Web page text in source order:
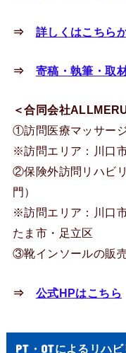
⇒ 詳しくはこちら
⇒ 寄稿・執筆・取
＜合同会社
①訪問医療マッサー
※訪問エリア：川口
②保険外訪問リハビ
門）
※訪問エリア：川口
たま市・足立区
③靴インソールの販
⇒ 公式HPはこちら
PT・OTによるリハ